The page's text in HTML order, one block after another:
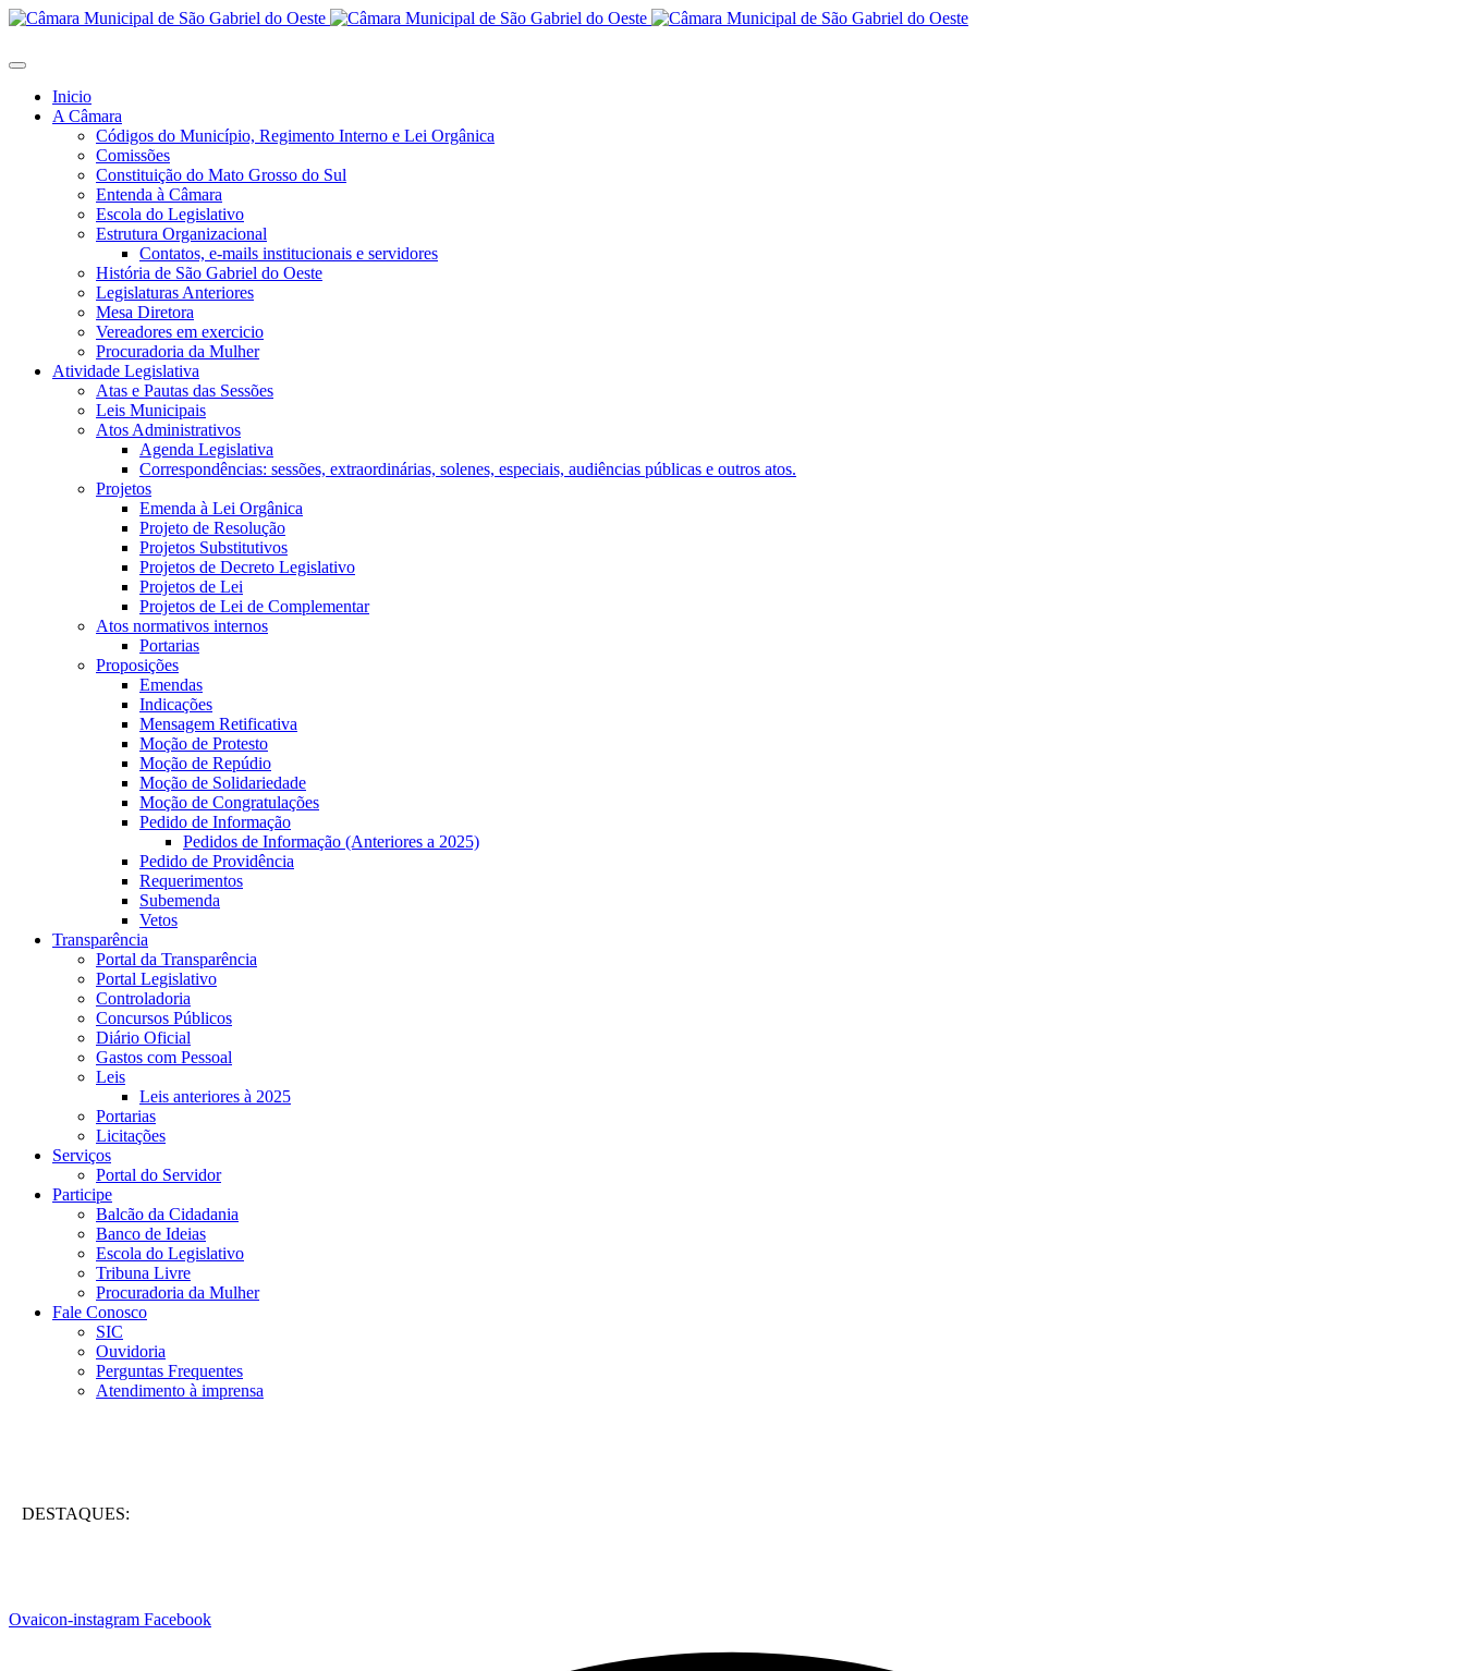
Inicio
A Câmara
Códigos do Município, Regimento Interno e Lei Orgânica
Comissões
Constituição do Mato Grosso do Sul
Entenda à Câmara
Escola do Legislativo
Estrutura Organizacional
Contatos, e-mails institucionais e servidores
História de São Gabriel do Oeste
Legislaturas Anteriores
Mesa Diretora
Vereadores em exercicio
Procuradoria da Mulher
Atividade Legislativa
Atas e Pautas das Sessões
Leis Municipais
Atos Administrativos
Agenda Legislativa
Correspondências: sessões, extraordinárias, solenes, especiais, audiências públicas e outros atos.
Projetos
Emenda à Lei Orgânica
Projeto de Resolução
Projetos Substitutivos
Projetos de Decreto Legislativo
Projetos de Lei
Projetos de Lei de Complementar
Atos normativos internos
Portarias
Proposições
Emendas
Indicações
Mensagem Retificativa
Moção de Protesto
Moção de Repúdio
Moção de Solidariedade
Moção de Congratulações
Pedido de Informação
Pedidos de Informação (Anteriores a 2025)
Pedido de Providência
Requerimentos
Subemenda
Vetos
Transparência
Portal da Transparência
Portal Legislativo
Controladoria
Concursos Públicos
Diário Oficial
Gastos com Pessoal
Leis
Leis anteriores à 2025
Portarias
Licitações
Serviços
Portal do Servidor
Participe
Balcão da Cidadania
Banco de Ideias
Escola do Legislativo
Tribuna Livre
Procuradoria da Mulher
Fale Conosco
SIC
Ouvidoria
Perguntas Frequentes
Atendimento à imprensa
DESTAQUES:
Ovaicon-instagram Facebook